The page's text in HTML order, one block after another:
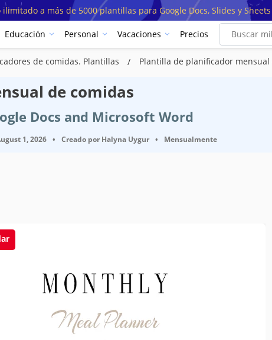
ilimitado a más de 5000 plantillas para Google Docs, Slides y Sheets
Educación Personal Vacaciones Precios
de comidas. Plantillas Plantilla de planificador mensual
de comidas
Docs and Microsoft Word
1, 2026 • Creado por Halyna Uygur • Mensualmente